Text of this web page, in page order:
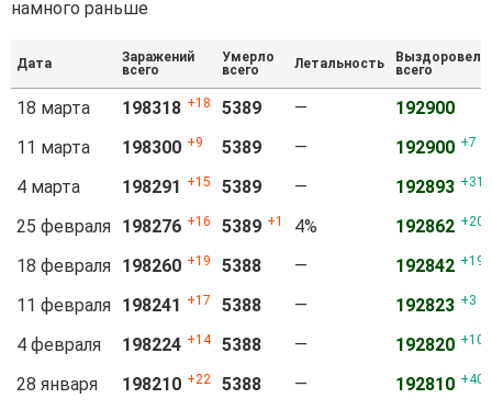
намного раньше
Дата
Заражений
всего
Умерло
всего
Летальность
Выздоровело
всего
18 марта 198318 18 5389 —
192900
11 марта
198300 9 5389 — 192900 7
4 марта 198291 15 5389 — 192893 31
25 февраля 198276 16 5389 1 4% 192862 20
18 февраля 198260 19 5388 — 192842 19
11 февраля 198241 17 5388 — 192823 3
4 февраля 198224 14 5388 — 192820 10
28 января 198210 22 5388 — 192810 40